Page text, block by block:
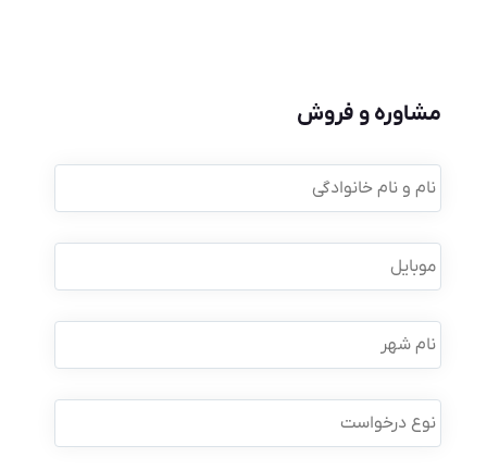
مشاوره و فروش
نام
و
نام
موبایل *
نام
شهر
نوع
درخواست *